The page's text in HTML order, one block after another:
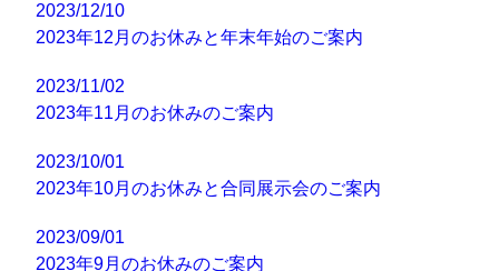
2023/12/10
2023年12月のお休みと年末年始のご案内
2023/11/02
2023年11月のお休みのご案内
2023/10/01
2023年10月のお休みと合同展示会のご案内
2023/09/01
2023年9月のお休みのご案内